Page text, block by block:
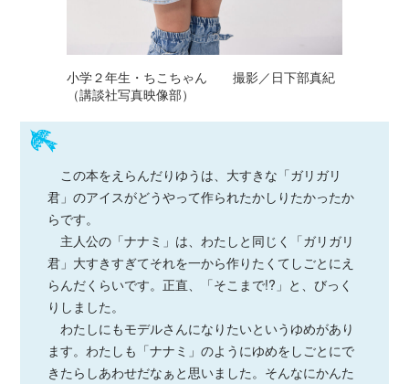
小学２年生・ちこちゃん 撮影／日下部真紀
（講談社写真映像部）
この本をえらんだりゆうは、大すきな「ガリガリ
君」のアイスがどうやって作られたかしりたかったか
らです。
主人公の「ナナミ」は、わたしと同じく「ガリガリ
君」大すきすぎてそれを一から作りたくてしごとにえ
らんだくらいです。正直、「そこまで!?」と、びっく
りしました。
わたしにもモデルさんになりたいというゆめがあり
ます。わたしも「ナナミ」のようにゆめをしごとにで
きたらしあわせだなぁと思いました。そんなにかんた